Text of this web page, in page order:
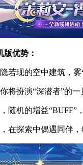
优势：
若现的空中建筑，雾
将扮演“深潜者”的一
随机的增益“BUFF”
在探索中偶遇同伴，